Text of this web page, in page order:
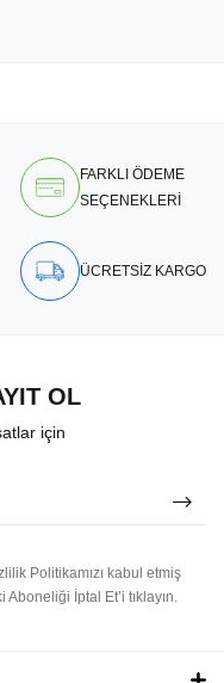
FARKLI ÖDEME
SEÇENEKLERİ
ÜCRETSİZ KARGO
OL
için
Politikamızı kabul etmiş
Aboneliği İptal Et’i tıklayın.